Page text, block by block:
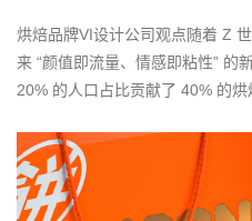
烘焙品牌VI设计公司观点随着 Z
来 “颜值即流量、情感即粘性” 的
20% 的人口占比贡献了 40% 的烘